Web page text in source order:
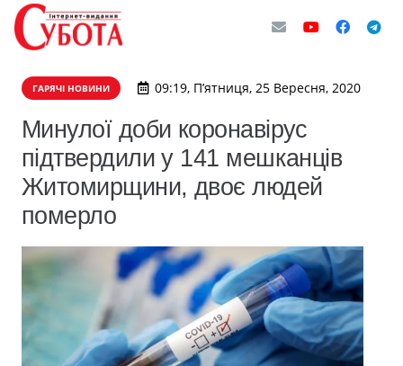
ГАРЯЧІ НОВИНИ 09:19, П’ятниця, 25 Вересня, 2020
Минулої доби коронавірус
підтвердили у 141 мешканців
Житомирщини, двоє людей
померло